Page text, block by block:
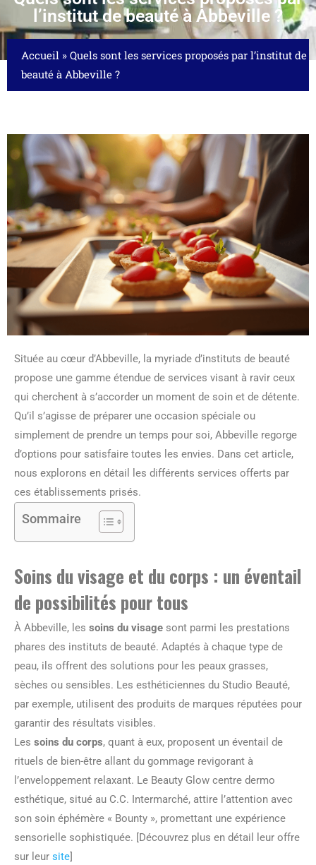
l’institut de beauté à Abbeville ?
Accueil » Quels sont les services proposés par l’institut de
beauté à Abbeville ?
Située au cœur d’Abbeville, la myriade d’instituts de beauté
propose une gamme étendue de services visant à ravir ceux
qui cherchent à s’accorder un moment de soin et de détente.
Qu’il s’agisse de préparer une occasion spéciale ou
simplement de prendre un temps pour soi, Abbeville regorge
d’options pour satisfaire toutes les envies. Dans cet article,
nous explorons en détail les différents services offerts par
ces établissements prisés.
Sommaire
Soins du visage et du corps : un éventail
de possibilités pour tous
À Abbeville, les soins du visage sont parmi les prestations
phares des instituts de beauté. Adaptés à chaque type de
peau, ils offrent des solutions pour les peaux grasses,
sèches ou sensibles. Les esthéticiennes du Studio Beauté,
par exemple, utilisent des produits de marques réputées pour
garantir des résultats visibles.
Les soins du corps, quant à eux, proposent un éventail de
rituels de bien-être allant du gommage revigorant à
l’enveloppement relaxant. Le Beauty Glow centre dermo
esthétique, situé au C.C. Intermarché, attire l’attention avec
son soin éphémère « Bounty », promettant une expérience
sensorielle sophistiquée. [Découvrez plus en détail leur offre
sur leur site